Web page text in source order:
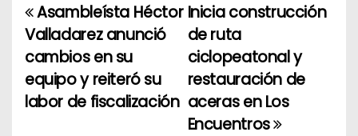
N
a
v
Inicia construcción
de ruta
ciclopeatonal y
restauración de
aceras en Los
Encuentros
Asambleísta Héctor
Valladarez anunció
cambios en su
equipo y reiteró su
labor de fiscalización